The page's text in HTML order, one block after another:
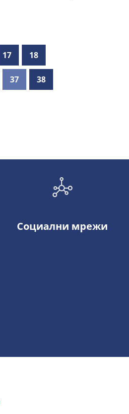
17 18
37 38
Социални мрежи